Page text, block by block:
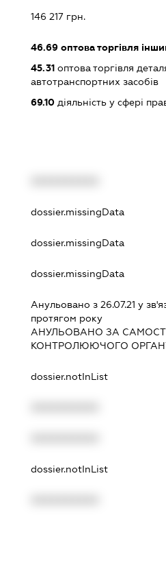
146 217 грн.
46.69оптова торгівля
45.31оптова торгівля
автотранспортних засобів
69.10діяльність у сфері
dossier.missingData
dossier.missingData
dossier.missingData
Анульовано з 26.07.21 у
протягом року
АНУЛЬОВАНО ЗА
КОНТРОЛЮЮЧОГО
dossier.notInList
dossier.notInList